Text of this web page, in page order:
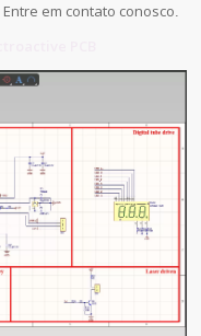
Entre em contato conosco.